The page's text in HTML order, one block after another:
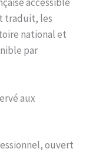
traduit, les
national et
par
aux
ouvert